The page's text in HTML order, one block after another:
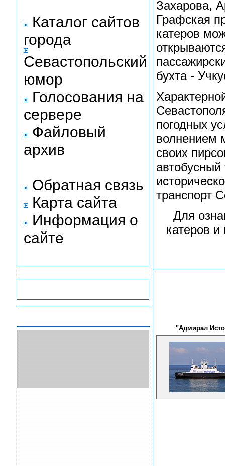
Каталог сайтов
города
Севастопольский
юмор
Голосования на
сервере
Файловый
архив
Обратная связь
Карта сайта
Информация о
сайте
Захарова,
Графская
катеров
бухта -
погодных
волнением
своих
транспорт
Для
катеров
"Адмирал